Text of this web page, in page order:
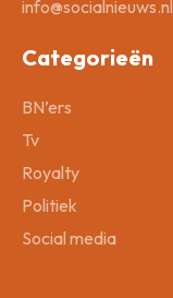
info@socialnieuws.nl
Categorieën
BN’ers
Tv
Royalty
Politiek
Social media